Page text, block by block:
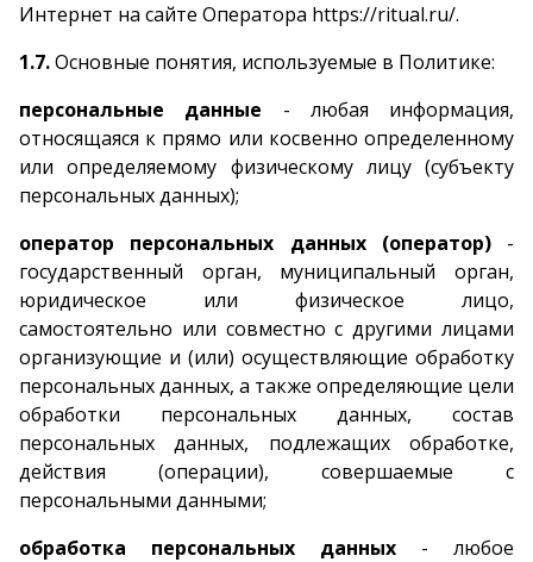
Интернет на сайте Оператора https://ritual.ru/.
1.7.Основные понятия, используемые в Политике:
персональные данные - любая информация,
относящаяся к прямо или косвенно определенному
или определяемому физическому лицу (субъекту
персональных данных);
оператор персональных данных (оператор)-
государственный орган, муниципальный орган,
юридическое или физическое лицо,
самостоятельно или совместно с другими лицами
организующие и (или) осуществляющие обработку
персональных данных, а также определяющие цели
обработки персональных данных, состав
персональных данных, подлежащих обработке,
действия (операции), совершаемые с
персональными данными;
обработка персональных данных - любое